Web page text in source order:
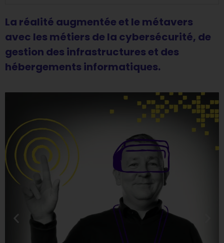
La réalité augmentée et le métavers
avec les métiers de la cybersécurité, de
gestion des infrastructures et des
hébergements informatiques.